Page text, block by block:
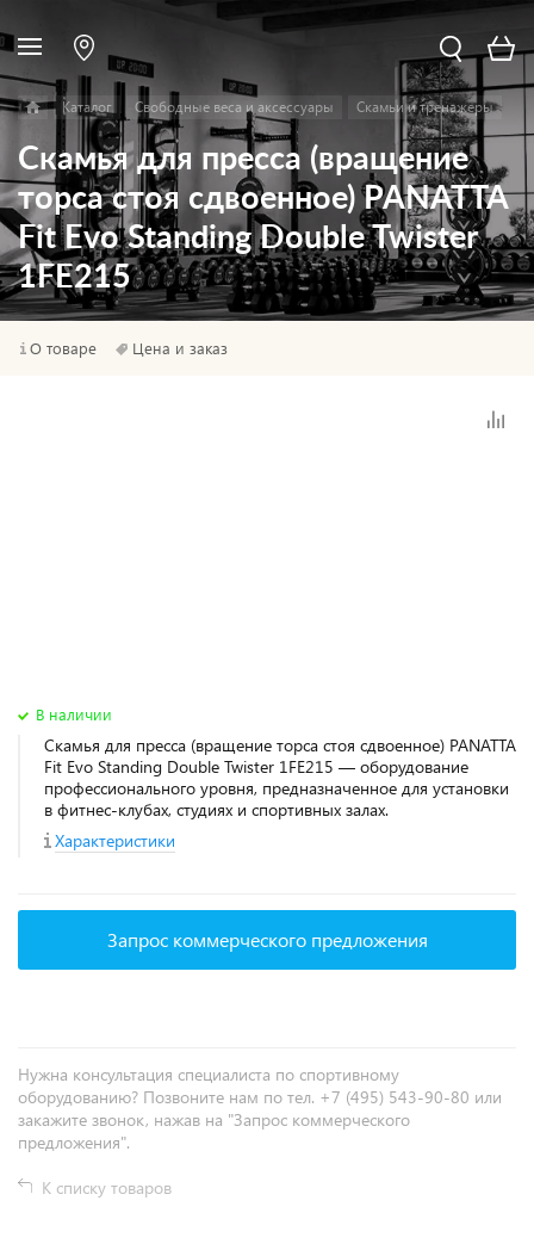
Каталог Свободные веса и аксессуары Скамьи и тренажеры
Скамья для пресса (вращение
торса стоя сдвоенное) PANATTA
Fit Evo Standing Double Twister
1FE215
О товаре Цена и заказ
В наличии
Скамья для пресса (вращение торса стоя сдвоенное) PANATTA
Fit Evo Standing Double Twister 1FE215 — оборудование
профессионального уровня, предназначенное для установки
в фитнес‑клубах, студиях и спортивных залах.
Характеристики
Запрос коммерческого предложения
Нужна консультация специалиста по спортивному
оборудованию? Позвоните нам по тел. +7 (495) 543-90-80 или
закажите звонок, нажав на "Запрос коммерческого
предложения".
К списку товаров